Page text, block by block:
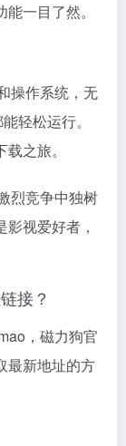
一目了然。
操作系统，无
轻松运行。
之旅。
烈竞争中独树
视爱好者，
接？
，磁力狗官
最新地址的方